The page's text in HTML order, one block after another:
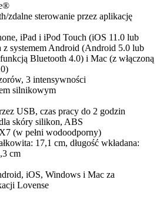
zdalne sterowanie przez aplikację
iPad i iPod Touch (iOS 11.0 lub
z systemem Android (Android 5.0 lub
Bluetooth 4.0) i Mac (z włączoną
3 intensywności
silnikowym
USB, czas pracy do 2 godzin
skóry silikon, ABS
(w pełni wodoodporny)
17,1 cm, długość wkładana:
cm
iOS, Windows i Mac za
Lovense